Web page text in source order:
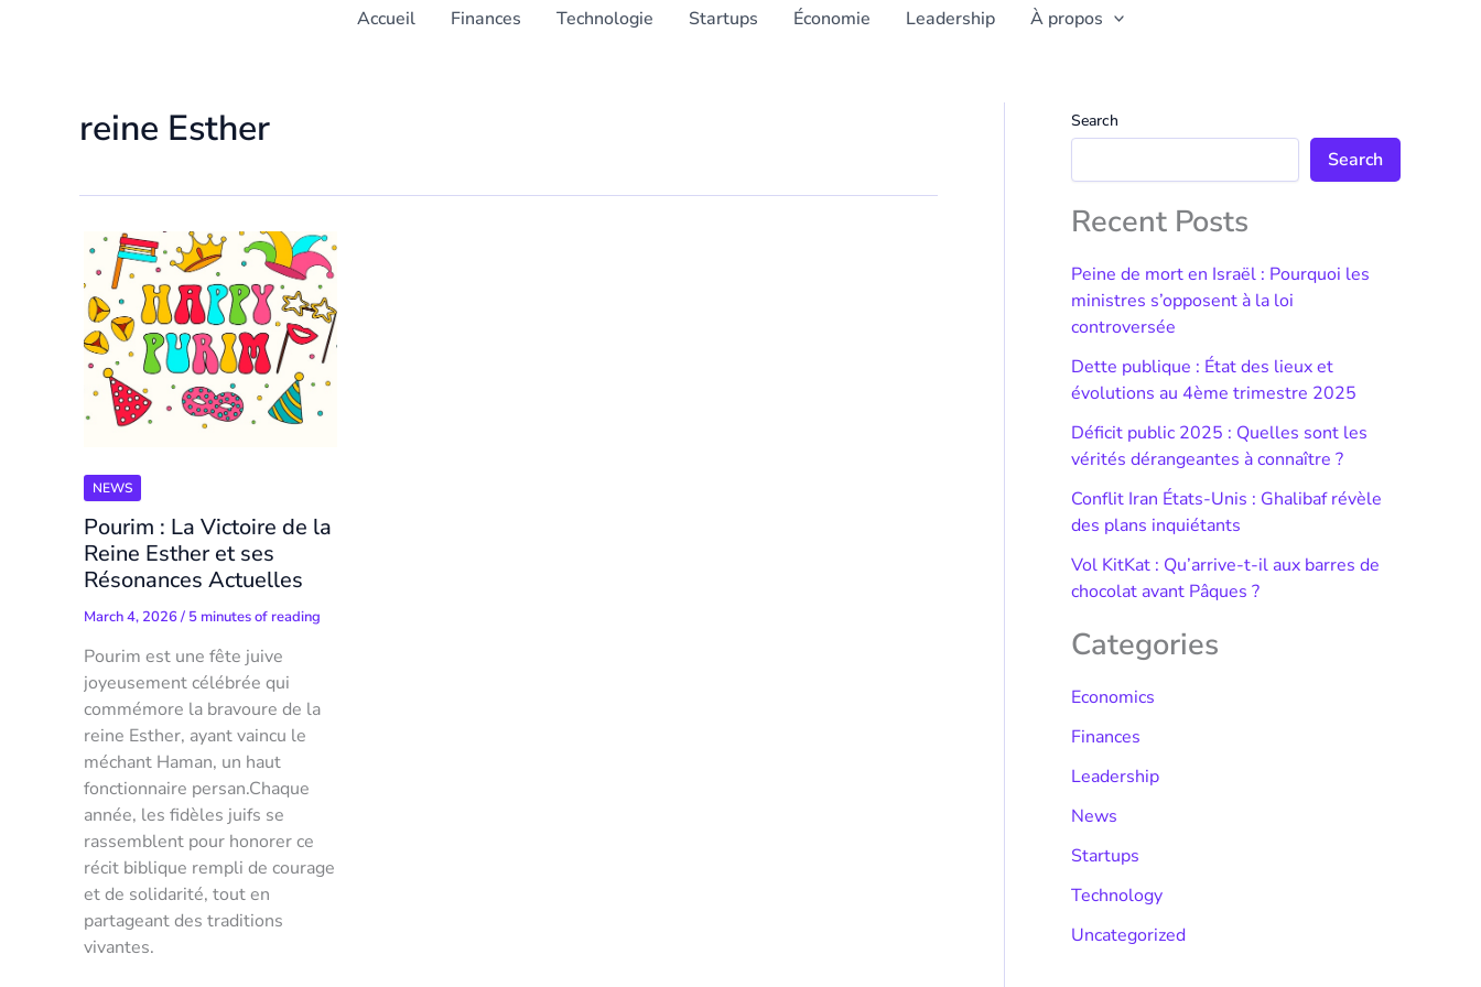
Accueil Finances Technologie Startups Économie Leadership À propos
reine Esther
NEWS
Pourim : La Victoire de la
Reine Esther et ses
Résonances Actuelles
March 4, 2026/ 5 minutes of reading
Pourim est une fête juive
joyeusement célébrée qui
commémore la bravoure de la
reine Esther, ayant vaincu le
méchant Haman, un haut
fonctionnaire persan.Chaque
année, les fidèles juifs se
rassemblent pour honorer ce
récit biblique rempli de courage
et de solidarité, tout en
partageant des traditions
vivantes.
Search
Search
Recent Posts
Peine de mort en Israël : Pourquoi les
ministres s’opposent à la loi
controversée
Dette publique : État des lieux et
évolutions au 4ème trimestre 2025
Déficit public 2025 : Quelles sont les
vérités dérangeantes à connaître ?
Conflit Iran États-Unis : Ghalibaf révèle
des plans inquiétants
Vol KitKat : Qu’arrive-t-il aux barres de
chocolat avant Pâques ?
Categories
Economics
Finances
Leadership
News
Startups
Technology
Uncategorized